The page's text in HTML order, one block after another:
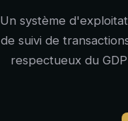
Un système
de suivi de
respectueux du